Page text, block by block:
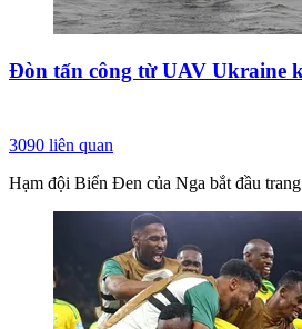
Đòn tấn công từ UAV Ukraine
3090 liên quan
Hạm đội Biển Đen của Nga bắt đầu